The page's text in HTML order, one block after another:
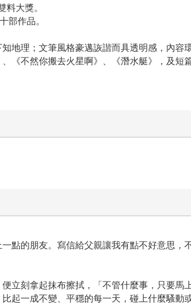
大獎。
部作品。
地理；文筆風格豪邁詼諧而具透明感，內
《不然你搬去火星啊》、《潛水艇》，及短
點的朋友。寫信給父親讓我有點不好意思
立刻拿起抹布擦拭，「不管什麼事，只要馬
起一成不變、平穩的每一天，碰上什麼騷動